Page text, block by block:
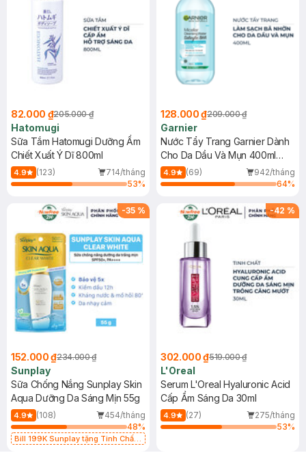
82.000 ₫205.000 ₫
Hatomugi
Sữa Tắm Hatomugi Dưỡng Ẩm
Chiết Xuất Ý Dĩ 800ml
4.9 (123)
714/tháng
53%
128.000 ₫209.000 ₫
Garnier
Nước Tẩy Trang Garnier Dành
Cho Da Dầu Và Mụn 400ml
(Mới)
4.9 (69)
942/tháng
64%
-35 %
152.000 ₫234.000 ₫
Sunplay
Sữa Chống Nắng Sunplay Skin
Aqua Dưỡng Da Sáng Mịn 55g
4.9 (108)
454/tháng
48%
Bill 199K Sunplay tặng Tinh Chất
-42 %
302.000 ₫519.000 ₫
L'Oreal
Serum L'Oreal Hyaluronic Acid
Cấp Ẩm Sáng Da 30ml
4.9 (27)
275/tháng
53%